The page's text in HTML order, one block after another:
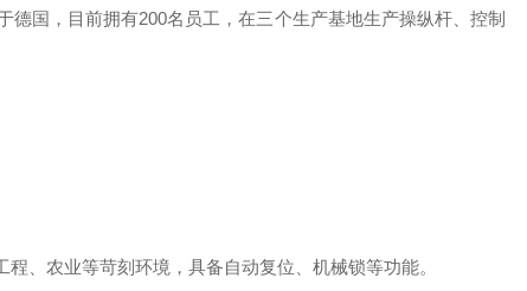
国，目前拥有200名员工，在三个生产基地生产操纵杆、控制
、农业等苛刻环境，具备自动复位、机械锁等功能。